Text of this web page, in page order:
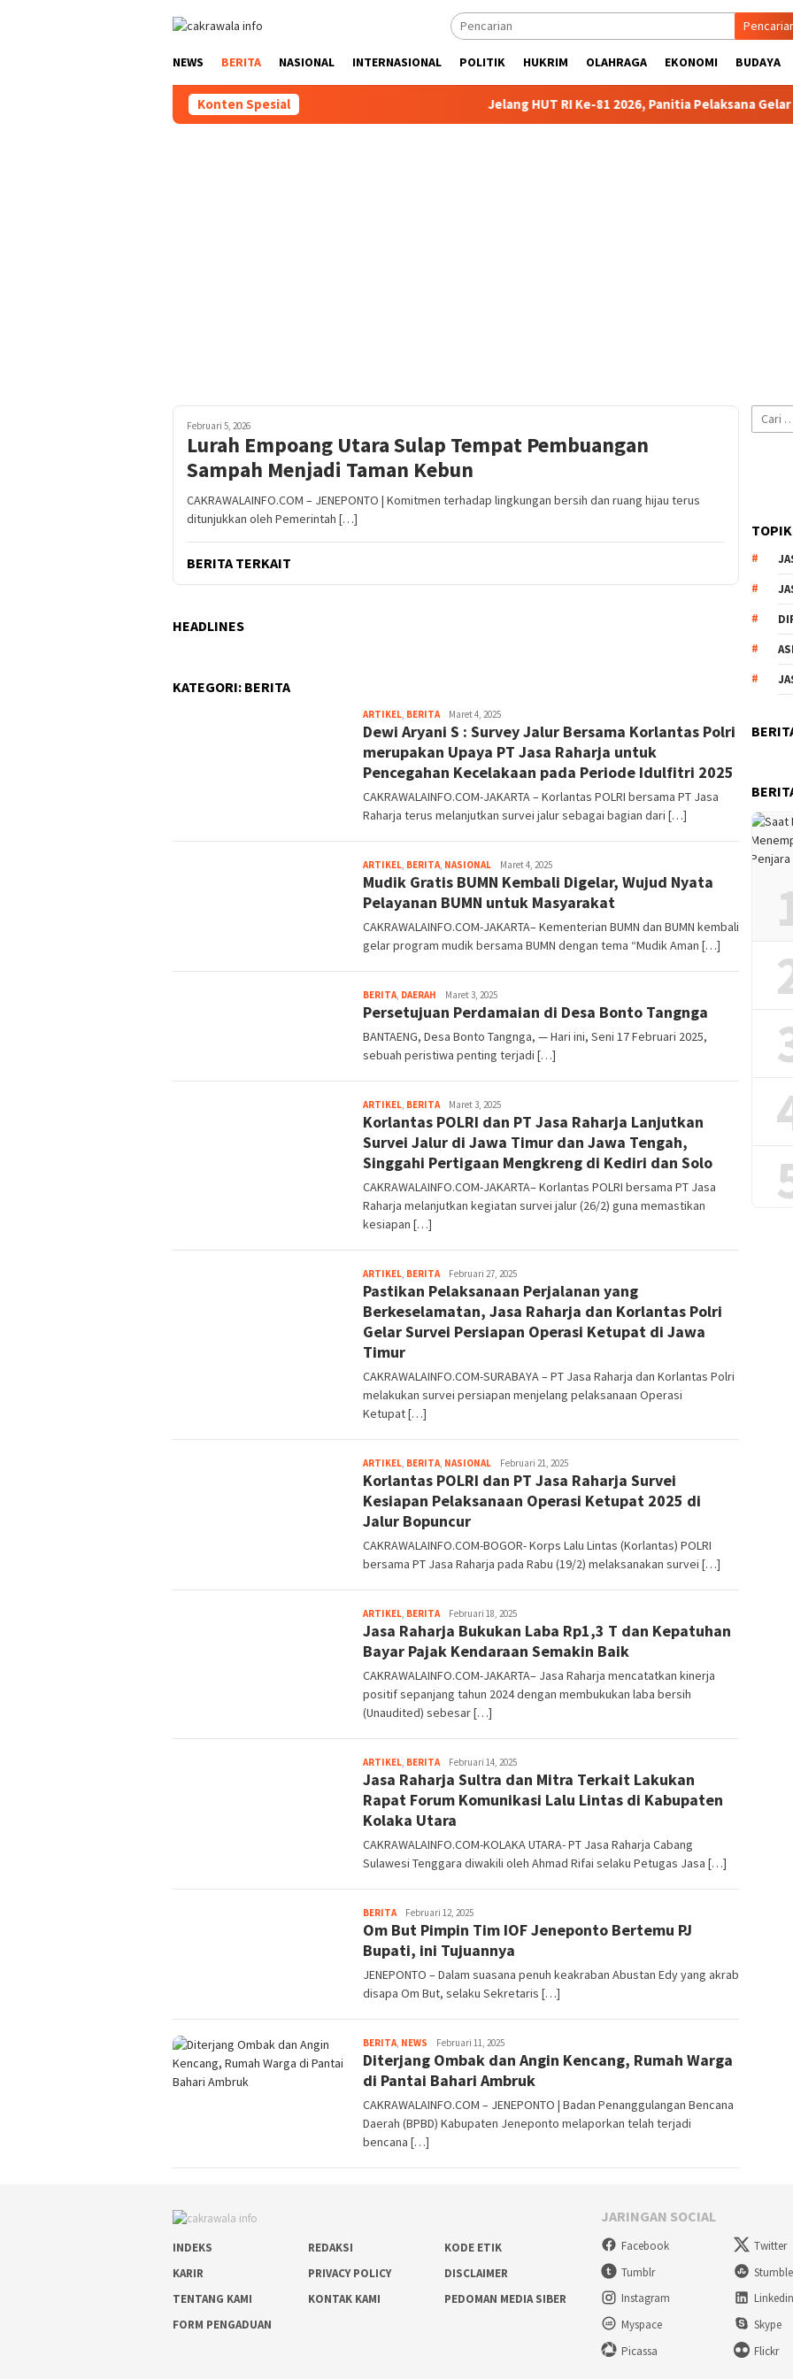
NEWS BERITA NASIONAL INTERNASIONAL POLITIK HUKRIM OLAHRAGA EKONOMI BUDAYA
Konten Spesial Jelang HUT RI Ke-81 2026, Panitia Pelaksana Gelar
Februari 5, 2026
Lurah Empoang Utara Sulap Tempat Pembuangan
Sampah Menjadi Taman Kebun
CAKRAWALAINFO.COM – JENEPONTO | Komitmen terhadap lingkungan bersih dan ruang hijau terus
ditunjukkan oleh Pemerintah […]
BERITA TERKAIT
HEADLINES
KATEGORI: BERITA
ARTIKEL, BERITAKusuma
Perwira
Maret 4, 2025
Dewi Aryani S : Survey Jalur Bersama Korlantas Polri
merupakan Upaya PT Jasa Raharja untuk
Pencegahan Kecelakaan pada Periode Idulfitri 2025
CAKRAWALAINFO.COM-JAKARTA – Korlantas POLRI bersama PT Jasa
Raharja terus melanjutkan survei jalur sebagai bagian dari […]
ARTIKEL, BERITA, NASIONAL Kusuma
Perwira
Maret 4, 2025
Mudik Gratis BUMN Kembali Digelar, Wujud Nyata
Pelayanan BUMN untuk Masyarakat
CAKRAWALAINFO.COM-JAKARTA– Kementerian BUMN dan BUMN kembali
gelar program mudik bersama BUMN dengan tema “Mudik Aman […]
BERITA, DAERAH Haerullah
Lodji
Maret 3, 2025
Persetujuan Perdamaian di Desa Bonto Tangnga
BANTAENG, Desa Bonto Tangnga, — Hari ini, Seni 17 Februari 2025,
sebuah peristiwa penting terjadi […]
ARTIKEL, BERITAKusuma
Perwira
Maret 3, 2025
Korlantas POLRI dan PT Jasa Raharja Lanjutkan
Survei Jalur di Jawa Timur dan Jawa Tengah,
Singgahi Pertigaan Mengkreng di Kediri dan Solo
CAKRAWALAINFO.COM-JAKARTA– Korlantas POLRI bersama PT Jasa
Raharja melanjutkan kegiatan survei jalur (26/2) guna memastikan
kesiapan […]
ARTIKEL, BERITAKusuma
Perwira
Februari 27, 2025
Pastikan Pelaksanaan Perjalanan yang
Berkeselamatan, Jasa Raharja dan Korlantas Polri
Gelar Survei Persiapan Operasi Ketupat di Jawa
Timur
CAKRAWALAINFO.COM-SURABAYA – PT Jasa Raharja dan Korlantas Polri
melakukan survei persiapan menjelang pelaksanaan Operasi
Ketupat […]
ARTIKEL, BERITA, NASIONAL Kusuma
Perwira
Februari 21, 2025
Korlantas POLRI dan PT Jasa Raharja Survei
Kesiapan Pelaksanaan Operasi Ketupat 2025 di
Jalur Bopuncur
CAKRAWALAINFO.COM-BOGOR- Korps Lalu Lintas (Korlantas) POLRI
bersama PT Jasa Raharja pada Rabu (19/2) melaksanakan survei […]
ARTIKEL, BERITAKusuma
Perwira
Februari 18, 2025
Jasa Raharja Bukukan Laba Rp1,3 T dan Kepatuhan
Bayar Pajak Kendaraan Semakin Baik
CAKRAWALAINFO.COM-JAKARTA– Jasa Raharja mencatatkan kinerja
positif sepanjang tahun 2024 dengan membukukan laba bersih
(Unaudited) sebesar […]
ARTIKEL, BERITAKusuma
Perwira
Februari 14, 2025
Jasa Raharja Sultra dan Mitra Terkait Lakukan
Rapat Forum Komunikasi Lalu Lintas di Kabupaten
Kolaka Utara
CAKRAWALAINFO.COM-KOLAKA UTARA- PT Jasa Raharja Cabang
Sulawesi Tenggara diwakili oleh Ahmad Rifai selaku Petugas Jasa […]
BERITAHaerullah
Lodji
Februari 12, 2025
Om But Pimpin Tim IOF Jeneponto Bertemu PJ
Bupati, ini Tujuannya
JENEPONTO – Dalam suasana penuh keakraban Abustan Edy yang akrab
disapa Om But, selaku Sekretaris […]
BERITA, NEWS admin
Februari 11, 2025
Diterjang Ombak dan Angin Kencang, Rumah Warga
di Pantai Bahari Ambruk
CAKRAWALAINFO.COM – JENEPONTO | Badan Penanggulangan Bencana
Daerah (BPBD) Kabupaten Jeneponto melaporkan telah terjadi
bencana […]
Cari
untuk:
INDEKS REDAKSI
KODE ETIK
KARIR
PRIVACY POLICY
DISCLAIMER
TENTANG KAMI
KONTAK KAMI
PEDOMAN MEDIA SIBER
FORM PENGADUAN
JARINGAN SOCIAL
Facebook Twitter
Tumblr
Instagram
Linkedin
Myspace
Skype
Picassa
Flickr